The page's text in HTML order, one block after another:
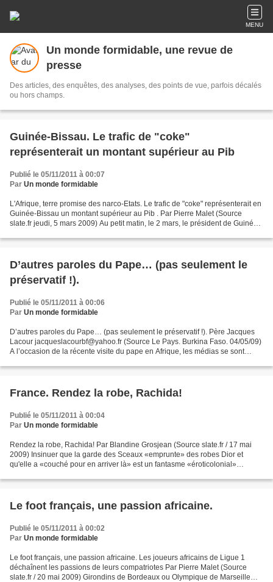
MENU
Un monde formidable, une revue de
presse
Des articles, des enquêtes, des analyses, des points de vue, parfois décalés
ou hors champs.
Guinée-Bissau. Le trafic de "coke"
représenterait un montant supérieur au Pib
Publié le 05/11/2011 à 00:07
Par Un monde formidable
L'Afrique, terre promise des narco-Etats. Le trafic de "coke" représenterait en
Guinée-Bissau un montant supérieur au Pib . Par Pierre Malet (Source
slate.fr jeudi, 5 mars 2009) Au petit matin, le 2 mars, le président de Guinée-
D’autres paroles du Pape… (pas seulement le
préservatif !).
Publié le 05/11/2011 à 00:06
Par Un monde formidable
D’autres paroles du Pape… (pas seulement le préservatif !). Père Jacques
Lacour jacqueslacourbf@yahoo.fr (Source Le Pays. Burkina Faso. 04/05/09)
A l’occasion de la récente visite du pape en Afrique, les médias se sont
France. Rendez la robe, Rachida!
Publié le 05/11/2011 à 00:04
Par Un monde formidable
Rendez la robe, Rachida! Par Blandine Grosjean (Source slate.fr / 17 mai
2009) Insinuer que la garde des Sceaux «emprunte» des robes Dior et
qu'elle a «couché pour en arriver là» est un fantasme «éroticolonial»
Le foot français, une passion africaine.
Publié le 05/11/2011 à 00:02
Par Un monde formidable
Le foot français, une passion africaine. Les joueurs africains de Ligue 1
déchaînent les passions de leurs compatriotes Par Pierre Malet (Source
slate.fr / 20 mai 2009) Girondins de Bordeaux ou Olympique de Marseille